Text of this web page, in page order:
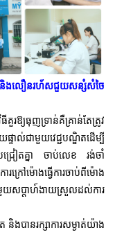
ត និងលឿនរហ័សជួយសន្សំសំចៃ
គួរឱ្យធុញទ្រាន់គឺគ្រាន់តែត្រូវ
ាល់ជាមួយវេជ្ជបណ្ឌិតដើម្បី
រជ្រៀតគ្នា ចាប់លេខ រង់ចាំ
ៅម៉ោងធ្វើការចាប់ពីម៉ោង
សប្តាហ៍ងាយស្រួលដល់ការ
និងបានរក្សាការសម្ងាត់យ៉ាង